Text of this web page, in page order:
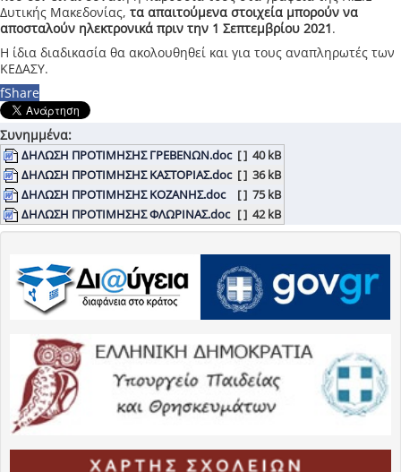
Δυτικής Μακεδονίας, τα απαιτούμενα στοιχεία μπορούν να
αποσταλούν ηλεκτρονικά πριν την 1 Σεπτεμβρίου 2021.
Η ίδια διαδικασία θα ακολουθηθεί και για τους αναπληρωτές των
ΚΕΔΑΣΥ.
fShare
Συνημμένα:
ΔΗΛΩΣΗ ΠΡΟΤΙΜΗΣΗΣ ΓΡΕΒΕΝΩΝ.doc [ ] 40 kB
ΔΗΛΩΣΗ ΠΡΟΤΙΜΗΣΗΣ ΚΑΣΤΟΡΙΑΣ.doc [ ] 36 kB
ΔΗΛΩΣΗ ΠΡΟΤΙΜΗΣΗΣ ΚΟΖΑΝΗΣ.doc
[ ] 75 kB
ΔΗΛΩΣΗ ΠΡΟΤΙΜΗΣΗΣ ΦΛΩΡΙΝΑΣ.doc [ ] 42 kB